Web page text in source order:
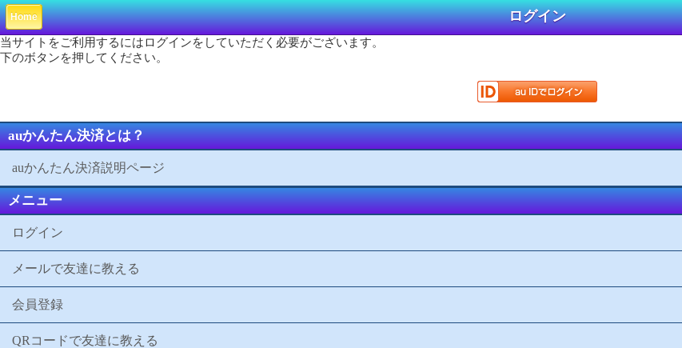
Home ログイン
当サイトをご利用するにはログインをしていただく必要がございます。
下のボタンを押してください。
auかんたん決済とは？
auかんたん決済説明ページ
メニュー
ログイン
メールで友達に教える
会員登録
QRコードで友達に教える